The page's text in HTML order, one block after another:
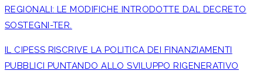
REGIONALI: LE MODIFICHE INTRODOTTE DAL DECRETO
SOSTEGNI-TER.
IL CIPESS RISCRIVE LA POLITICA DEI FINANZIAMENTI
PUBBLICI PUNTANDO ALLO SVILUPPO RIGENERATIVO